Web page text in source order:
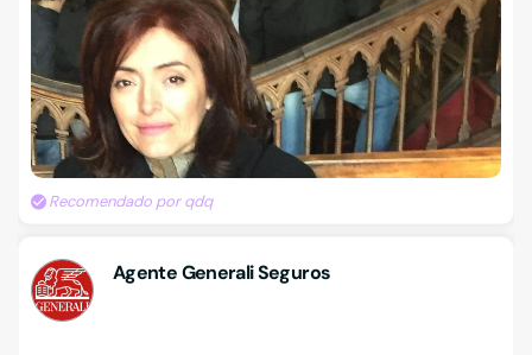
Recomendado por qdq
Agente Generali Seguros